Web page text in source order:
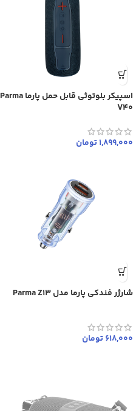
اسپیکر بلوتوثی قابل حمل پارما Parma
V40
1,899,000تومان
شارژر فندکی پارما مدل Parma Z13
618,000تومان